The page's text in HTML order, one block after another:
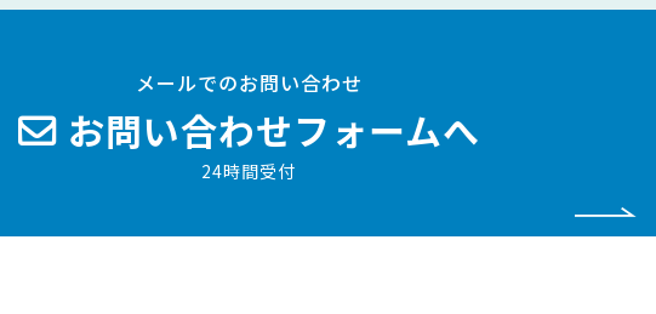
メールでのお問い合わせ
お問い合わせフォームへ
24時間受付